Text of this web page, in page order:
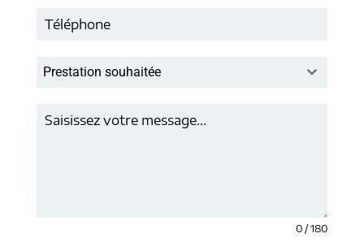
Prestation souhaitée
0 / 180